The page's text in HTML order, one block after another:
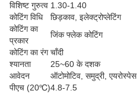
विशिष्ट गुरुत्व 1.30-1.40
कोटिंग विधि
छिड़काव, इलेक्ट्रोप्लेटिंग
कोटिंग का
प्रकार
जिंक फ्लेक कोटिंग
कोटिंग का रंग चाँदी
श्यानता
25~60 के दशक
आवेदन
ऑटोमोटिव, समुद्री, एयरोस्पेस
पीएच (20℃)4.8-7.5